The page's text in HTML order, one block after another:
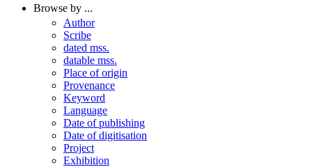
Browse by ...
Author
Scribe
dated mss.
datable mss.
Place of origin
Provenance
Keyword
Language
Date of publishing
Date of digitisation
Project
Exhibition